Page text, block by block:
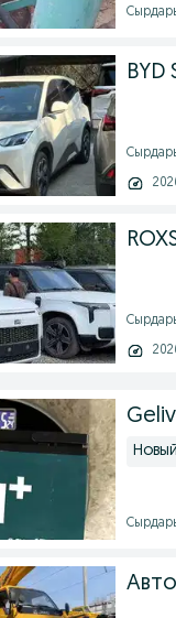
BYD
Новый